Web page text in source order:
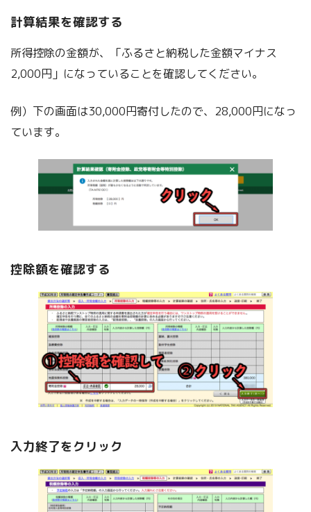
計算結果を確認する
所得控除の金額が、「ふるさと納税した金額マイナス
2,000円」になっていることを確認してください。
例）下の画面は30,000円寄付したので、28,000円になっ
ています。
控除額を確認する
入力終了をクリック